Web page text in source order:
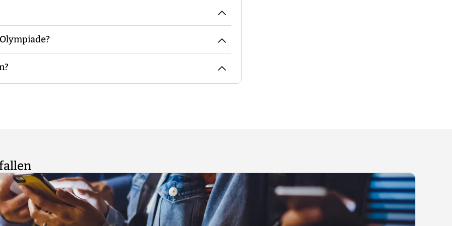
mit möglichst der gleichen Teilnehmerzahl. Bei
bei geringen Teilnehmerzahlen übernimmt das der
pro Gruppe in der Regel zwischen sechs und